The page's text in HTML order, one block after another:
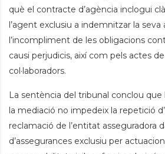
què el contracte d’agència inclogui
l’agent exclusiu a indemnitzar la seva
l’incompliment de les obligacions
causi perjudicis, així com pels actes
col·laboradors.
La sentència del tribunal conclou que
la mediació no impedeix la repetició
reclamació de l’entitat asseguradora
d’assegurances exclusiu per